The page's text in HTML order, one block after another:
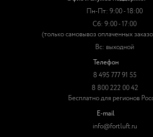
Пн-Пт: 9:00 - 18:00
Сб: 9:00 - 17:00
(только самовывоз оплаченных
Вс: выходной
Телефон
8 495 777 91 55
8 800 222 00 42
Бесплатно для регионов
E-mail
info@fortluft.ru